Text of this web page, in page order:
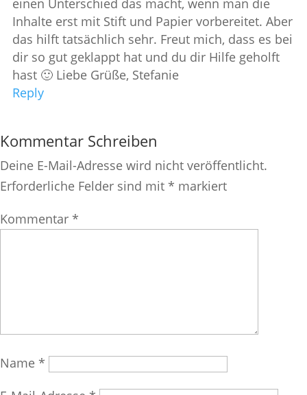
einen Unterschied das macht, wenn man die
Inhalte erst mit Stift und Papier vorbereitet. Aber
das hilft tatsächlich sehr. Freut mich, dass es bei
dir so gut geklappt hat und du dir Hilfe geholft
hast 🙂 Liebe Grüße, Stefanie
Reply
Kommentar Schreiben
Deine E-Mail-Adresse wird nicht veröffentlicht.
Erforderliche Felder sind mit * markiert
Kommentar *
Name *